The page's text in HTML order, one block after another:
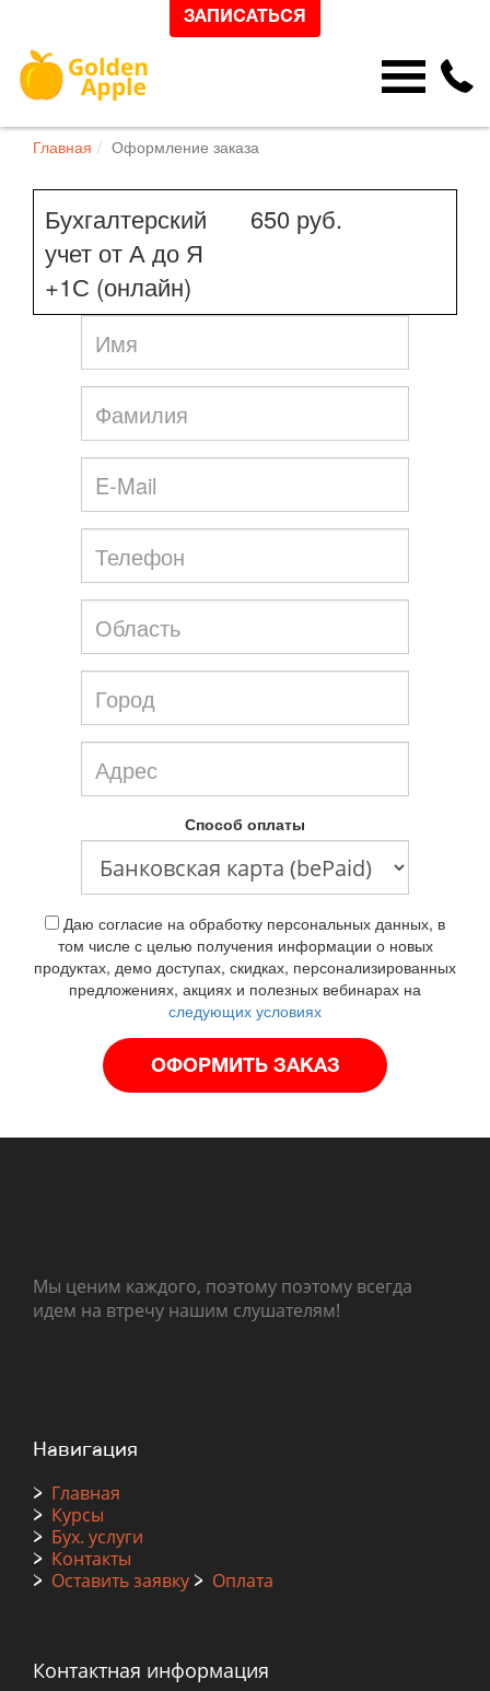
ЗАПИСАТЬСЯ
Главная Оформление заказа
Бухгалтерский
учет от А до Я
+1С (онлайн)
650 руб.
Способ оплаты
Даю согласие на обработку персональных данных, в
том числе с целью получения информации о новых
продуктах, демо доступах, скидках, персонализированных
предложениях, акциях и полезных вебинарах на
следующих условиях
Мы ценим каждого, поэтому поэтому всегда
идем на втречу нашим слушателям!
Навигация
> Главная
> Курсы
> Бух. услуги
> Контакты
> Оставить заявку > Оплата
Контактная информация